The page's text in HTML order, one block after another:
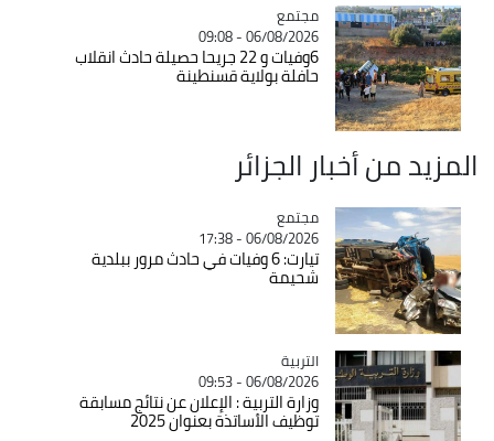
Catégorie
مجتمع
06/08/2026 - 09:08
6وفيات و 22 جريحا حصيلة حادث انقلاب
حافلة بولاية قسنطينة
المزيد من أخبار الجزائر
Catégorie
مجتمع
06/08/2026 - 17:38
تيارت: 6 وفيات في حادث مرور ببلدية
شحيمة
Catégorie
التربية
06/08/2026 - 09:53
وزارة التربية : الإعلان عن نتائج مسابقة
توظيف الأساتذة بعنوان 2025